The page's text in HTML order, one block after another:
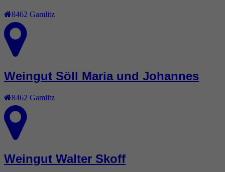
8462 Gamlitz
Weingut Söll Maria und Johannes
8462 Gamlitz
Weingut Walter Skoff